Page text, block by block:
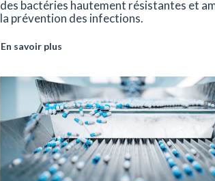
des bactéries hautement résistantes et
la prévention des infections.
En savoir plus